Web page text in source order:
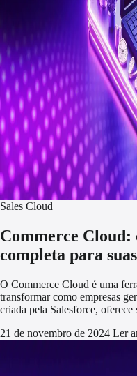
Sales Cloud
Commerce Cloud:
completa para
O Commerce Cloud é uma
transformar como empresas
criada pela Salesforce,
21 de novembro de 2024 Ler